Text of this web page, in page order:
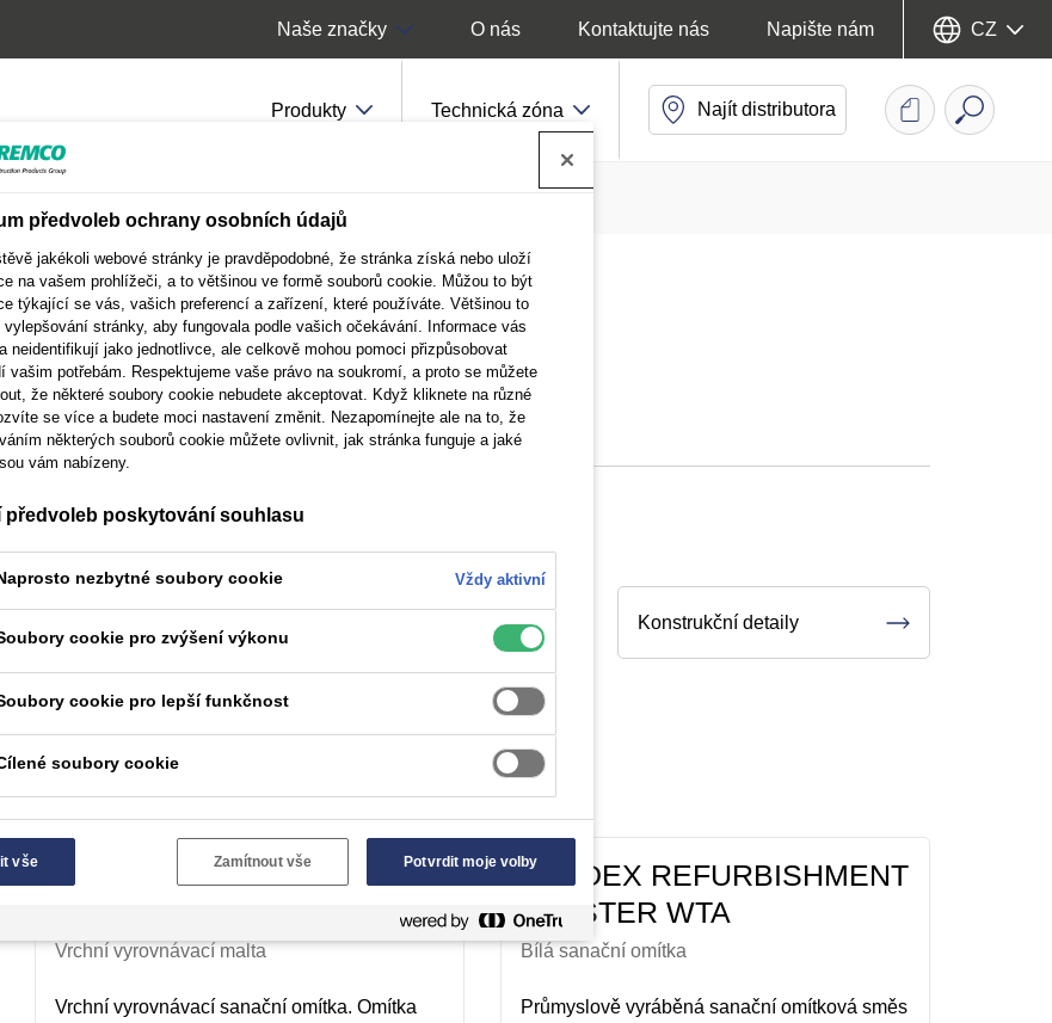
Produkty Technická zóna Najít distributora
O nás Kontaktujte nás Napište nám
Naše značky CZ
přísady
nebo vnějších obvodových stěn. Tyto materiály by měly
konstrukce.
Konstrukční detaily
VANDEX LEVELLING
Vrchní vyrovnávací malta
Vrchní vyrovnávací sanační omítka. Omítka
VANDEX REFURBISHMENT
PLASTER WTA
Bílá sanační omítka
Průmyslově vyráběná sanační omítková směs
předvoleb ochrany osobních údajů
jakékoli webové stránky je pravděpodobné, že stránka získá nebo uloží
na vašem prohlížeči, a to většinou ve formě souborů cookie. Můžou to být
týkající se vás, vašich preferencí a zařízení, které používáte. Většinou to
stránky, aby fungovala podle vašich očekávání. Informace vás
neidentifikují jako jednotlivce, ale celkově mohou pomoci přizpůsobovat
vašim potřebám. Respektujeme vaše právo na soukromí, a proto se můžete
že některé soubory cookie nebudete akceptovat. Když kliknete na různé
se více a budete moci nastavení změnit. Nezapomínejte ale na to, že
některých souborů cookie můžete ovlivnit, jak stránka funguje a jaké
vám nabízeny.
předvoleb poskytování souhlasu
nezbytné soubory cookie Vždy aktivní
cookie pro zvýšení výkonu
cookie pro lepší funkčnost
soubory cookie
vše Zamítnout vše Potvrdit moje volby